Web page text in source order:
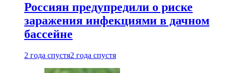
Россиян предупредили о риске
заражения инфекциями в дачном
бассейне
2 года спустя2 года спустя